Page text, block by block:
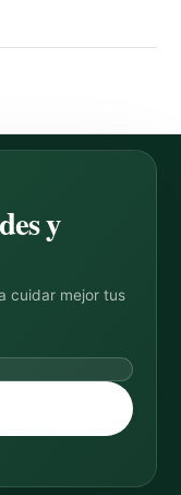
y
cuidar mejor tus